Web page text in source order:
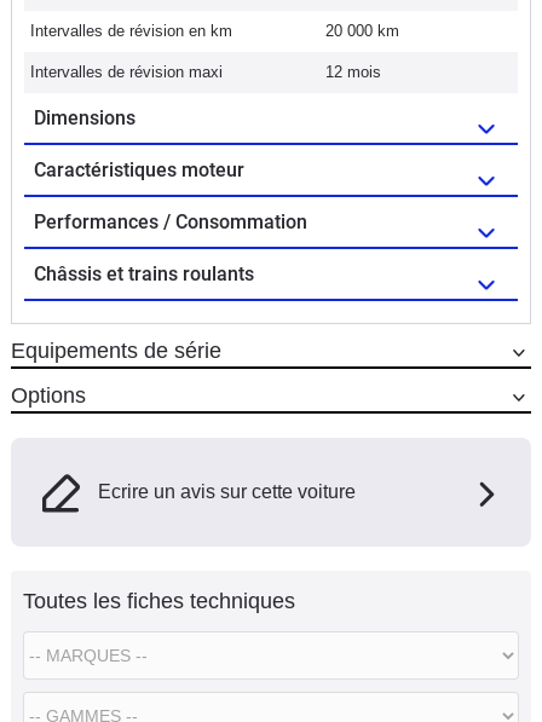
Intervalles de révision en km 20 000 km
Intervalles de révision maxi 12 mois
Dimensions
Caractéristiques moteur
Performances / Consommation
Châssis et trains roulants
Equipements de série
Options
Ecrire un avis sur cette voiture
Toutes les fiches techniques